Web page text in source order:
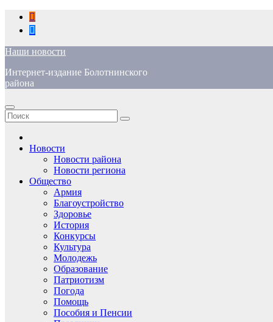
Перейти
содержимому
Наши новости
Интернет-издание Болотнинского
района
Новости
Новости района
Новости региона
Общество
Армия
Благоустройство
Здоровье
История
Конкурсы
Культура
Молодежь
Образование
Патриотизм
Погода
Помощь
Пособия и Пенсии